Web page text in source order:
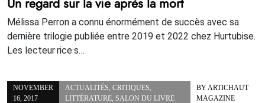
Mélissa Perron a connu énormément de succès avec sa
dernière trilogie publiée entre 2019 et 2022 chez Hurtubise.
Les lecteur·rice·s…
NOVEMBER
16, 2017
ACTUALITÉS ,CRITIQUES
LITTÉRATURE SALON DU LIVRE
BY ARTICHAUT
MAGAZINE